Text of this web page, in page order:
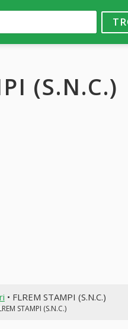
(S.N.C.)
• FLREM STAMPI (S.N.C.)
STAMPI (S.N.C.)